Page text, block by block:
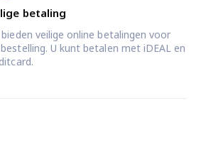
betaling
veilige online betalingen voor
U kunt betalen met iDEAL en